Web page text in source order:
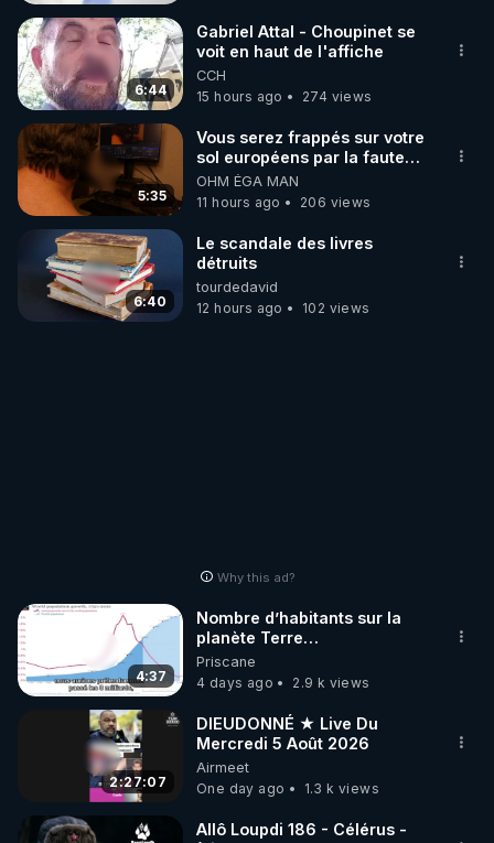
6:44
Gabriel Attal - Choupinet se
voit en haut de l'affiche
CCH
15 hours ago
274 views
5:35
Vous serez frappés sur votre
sol européens par la faute
des dirigeants qui s'en
mettent dans le nez
OHM ÉGA MAN
11 hours ago
206 views
6:40
Le scandale des livres
détruits
tourdedavid
12 hours ago
102 views
Why this ad?
4:37
Nombre d’habitants sur la
planète Terre…
Priscane
4 days ago
2.9 k views
2:27:07
DIEUDONNÉ ★ Live Du
Mercredi 5 Août 2026
Airmeet
One day ago
1.3 k views
Allô Loupdi 186 - Célérus -